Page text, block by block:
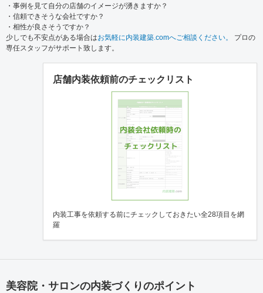
・事例を見て自分の店舗のイメージが湧きますか？
・信頼できそうな会社ですか？
・相性が良さそうですか？
少しでも不安点がある場合はお気軽に内装建築.comへご相談ください。
プロの
専任スタッフがサポート致します。
店舗内装依頼前のチェックリスト
内装工事を依頼する前にチェックしておきたい全28項目を網
羅
美容院・サロンの内装づくりのポイント